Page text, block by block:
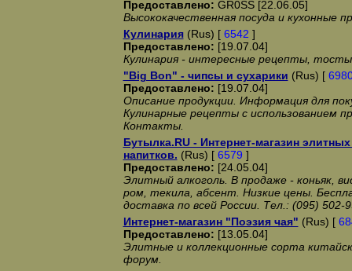
Предоставлено: GR0SS [22.06.05]
Высококачественная посуда и кухонные
Кулинария(Rus) [ 6542 ]
Предоставлено: [19.07.04]
Кулинария - интересные рецепты,
"Big Bon" - чипсы и сухарики (Rus) [
Предоставлено: [19.07.04]
Описание продукции. Информация для
Кулинарные рецепты с использованием
Контакты.
Бутылка.RU - Интернет-магазин
напитков. (Rus) [ 6579 ]
Предоставлено: [24.05.04]
Элитный алкоголь. В продаже - коньяк,
ром, текила, абсент. Низкие цены.
доставка по всей России. Тел.: (095) 502-
Интернет-магазин "Поэзия чая" (Rus) [
Предоставлено: [13.05.04]
Элитные и коллекционные сорта
форум.